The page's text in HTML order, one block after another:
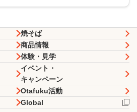
焼そば
商品情報
体験・見学
イベント・
キャンペーン
Otafuku活動
Global